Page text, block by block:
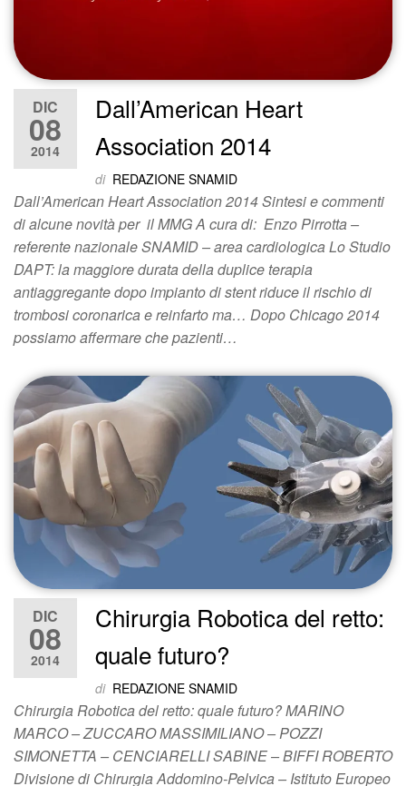
DIC
08
2014
Dall’American Heart
Association 2014
di REDAZIONE SNAMID
Dall’American Heart Association 2014 Sintesi e commenti
di alcune novità per il MMG A cura di: Enzo Pirrotta –
referente nazionale SNAMID – area cardiologica Lo Studio
DAPT: la maggiore durata della duplice terapia
antiaggregante dopo impianto di stent riduce il rischio di
trombosi coronarica e reinfarto ma… Dopo Chicago 2014
possiamo affermare che pazienti…
DIC
08
2014
Chirurgia Robotica del retto:
quale futuro?
di REDAZIONE SNAMID
Chirurgia Robotica del retto: quale futuro? MARINO
MARCO – ZUCCARO MASSIMILIANO – POZZI
SIMONETTA – CENCIARELLI SABINE – BIFFI ROBERTO
Divisione di Chirurgia Addomino-Pelvica – Istituto Europeo